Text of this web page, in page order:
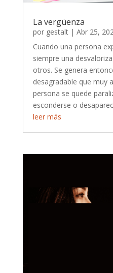
La vergüenza
por gestalt| Abr 25,
Cuando una persona
siempre una
otros. Se genera
desagradable que muy
persona se quede
esconderse o
leer más